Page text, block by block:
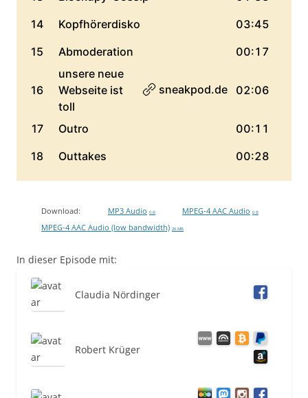
Download: MP3 Audio 0 B MPEG-4 AAC Audio 0 B
MPEG-4 AAC Audio (low bandwidth) 26 MB
In dieser Episode mit:
Claudia Nördinger
Robert Krüger